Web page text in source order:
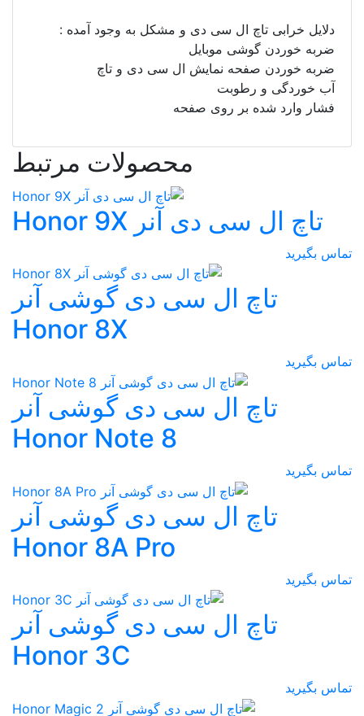
دلایل خرابی تاچ ال سی دی و مشکل به وجود آمده :
ضربه خوردن گوشی موبایل
ضربه خوردن صفحه نمایش ال سی دی و تاچ
آب خوردگی و رطوبت
فشار وارد شده بر روی صفحه
محصولات مرتبط
تاچ ال سی دی آنر Honor 9X
تماس بگیرید
تاچ ال سی دی گوشی آنر
Honor 8X
تماس بگیرید
تاچ ال سی دی گوشی آنر
Honor Note 8
تماس بگیرید
تاچ ال سی دی گوشی آنر
Honor 8A Pro
تماس بگیرید
تاچ ال سی دی گوشی آنر
Honor 3C
تماس بگیرید